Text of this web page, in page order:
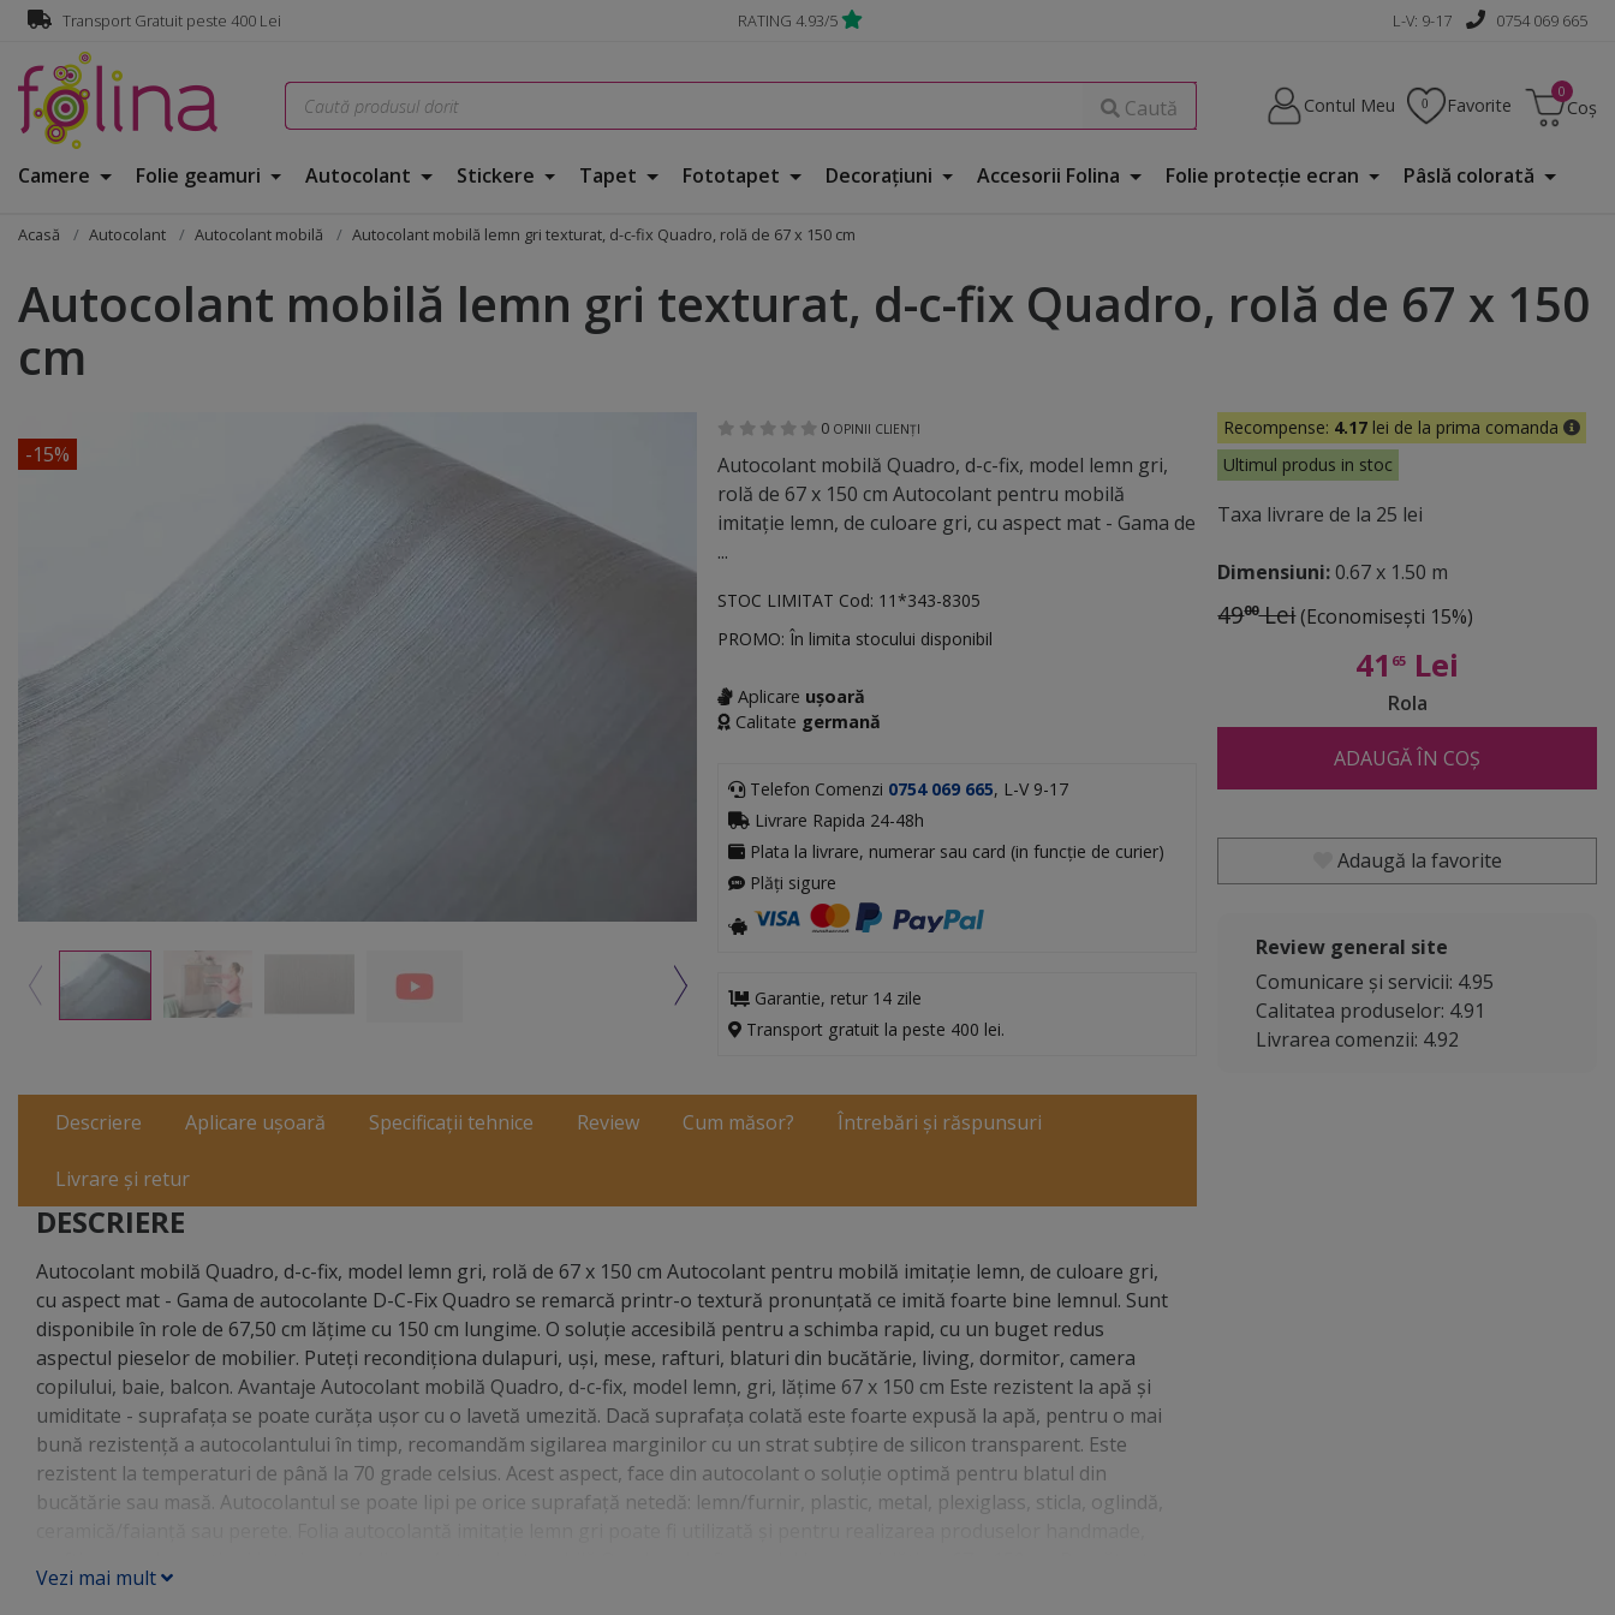
Transport Gratuit peste 400 Lei RATING 4.93/5 L-V: 9-17 0754 069 665
Caută Contul Meu Favorite Coș
Camere Folie geamuri Autocolant Stickere Tapet Fototapet Decorațiuni Accesorii Folina Folie protecţie ecran Pâslă colorată
Acasă Autocolant Autocolant mobilă Autocolant mobilă lemn gri texturat, d-c-fix Quadro, rolă de 67 x 150 cm
Autocolant mobilă lemn gri texturat, d-c-fix Quadro, rolă de 67 x 150
cm
-15%
0 OPINII CLIENȚI
Autocolant mobilă Quadro, d-c-fix, model lemn gri,
rolă de 67 x 150 cm Autocolant pentru mobilă
imitaţie lemn, de culoare gri, cu aspect mat - Gama de
...
STOC LIMITAT Cod: 11*343-8305
PROMO: În limita stocului disponibil
Aplicare ușoară
Calitate germană
Telefon Comenzi 0754 069 665, L-V 9-17
Livrare Rapida 24-48h
Plata la livrare, numerar sau card (in funcție de curier)
Plăți sigure
Garantie, retur 14 zile
Transport gratuit la peste 400 lei.
Descriere Aplicare ușoară Specificații tehnice Review Cum măsor? Întrebări și răspunsuri
Livrare și retur
DESCRIERE
Autocolant mobilă Quadro, d-c-fix, model lemn gri, rolă de 67 x 150 cm Autocolant pentru mobilă imitaţie lemn, de culoare gri,
cu aspect mat - Gama de autocolante D-C-Fix Quadro se remarcă printr-o textură pronunţată ce imită foarte bine lemnul. Sunt
disponibile în role de 67,50 cm lăţime cu 150 cm lungime. O soluţie accesibilă pentru a schimba rapid, cu un buget redus
aspectul pieselor de mobilier. Puteţi recondiţiona dulapuri, uşi, mese, rafturi, blaturi din bucătărie, living, dormitor, camera
copilului, baie, balcon. Avantaje Autocolant mobilă Quadro, d-c-fix, model lemn, gri, lățime 67 x 150 cm Este rezistent la apă şi
umiditate - suprafaţa se poate curăţa uşor cu o lavetă umezită. Dacă suprafaţa colată este foarte expusă la apă, pentru o mai
bună rezistenţă a autocolantului în timp, recomandăm sigilarea marginilor cu un strat subţire de silicon transparent. Este
rezistent la temperaturi de până la 70 grade celsius. Acest aspect, face din autocolant o soluţie optimă pentru blatul din
bucătărie sau masă. Autocolantul se poate lipi pe orice suprafaţă netedă: lemn/furnir, plastic, metal, plexiglass, sticla, oglindă,
suprafaţa pe care vei lipi folia autoadezivă: degresează, şterge bine de praf şi lasă să se usuce foarte bine înainte de aplicare.
Vezi mai mult
Recompense: 4.17 lei de la prima comanda
Ultimul produs in stoc
Taxa livrare de la 25 lei
Dimensiuni:0.67 x 1.50 m
4900Lei(Economisești 15%)
41 65 Lei
Rola
ADAUGĂ ÎN COȘ
Adaugă la favorite
Review general site
Comunicare și servicii: 4.95
Calitatea produselor: 4.91
Livrarea comenzii: 4.92